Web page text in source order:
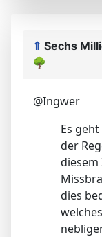
⇑ Sechs
🌳
@Ingwer
Es
der
diesem
dies